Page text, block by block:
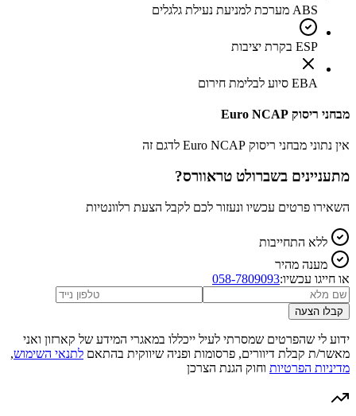
ABS מערכת למניעת נעילת גלגלים
ESP בקרת יציבות
EBA סיוע לבלימת חירום
מבחני ריסוק Euro NCAP
אין נתוני מבחני ריסוק Euro NCAP לדגם זה
מתעניינים בשברולט טראוורס?
השאירו פרטים עכשיו ונעזור לכם לקבל הצעת רלוונטיות
ללא התחייבות
מענה מהיר
או חייגו עכשיו:058-7809093
קבלו הצעה
ידוע לי שהפרטים שמסרתי לעיל ייכללו במאגרי המידע של קארזון ואני
מאשר/ת קבלת דיוורים, פרסומות ופניה שיווקית בהתאם לתנאי השימוש,
מדיניות הפרטיות וחוק הגנת הצרכן